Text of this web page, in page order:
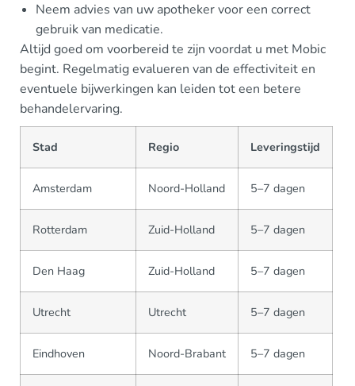
Neem advies van uw apotheker voor een correct
gebruik van medicatie.
Altijd goed om voorbereid te zijn voordat u met Mobic
begint. Regelmatig evalueren van de effectiviteit en
eventuele bijwerkingen kan leiden tot een betere
behandelervaring.
Stad Regio Leveringstijd
Amsterdam Noord-Holland 5–7 dagen
Rotterdam Zuid-Holland 5–7 dagen
Den Haag Zuid-Holland 5–7 dagen
Utrecht Utrecht 5–7 dagen
Eindhoven Noord-Brabant 5–7 dagen